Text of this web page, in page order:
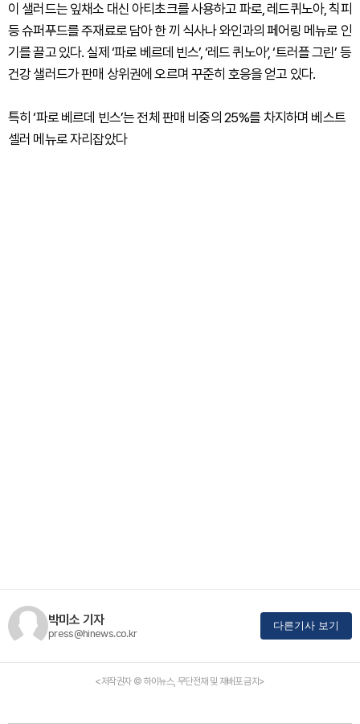
이 샐러드는 잎채소 대신 아티초크를 사용하고 파로, 레드퀴노아, 칙피
등 슈퍼푸드를 주재료로 담아 한 끼 식사나 와인과의 페어링 메뉴로 인
기를 끌고 있다. 실제 ‘파로 베르데 빈스’, ‘레드 퀴노아’, ‘트러플 그린’ 등
건강 샐러드가 판매 상위권에 오르며 꾸준히 호응을 얻고 있다.
특히 ‘파로 베르데 빈스’는 전체 판매 비중의 25%를 차지하며 베스트
셀러 메뉴로 자리잡았다
박미소 기자
press@hinews.co.kr
다른기사 보기
<저작권자 © 하이뉴스, 무단전재 및 재배포 금지>